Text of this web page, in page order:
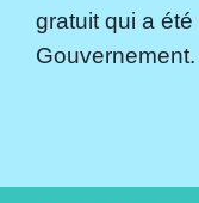
gratuit qui a